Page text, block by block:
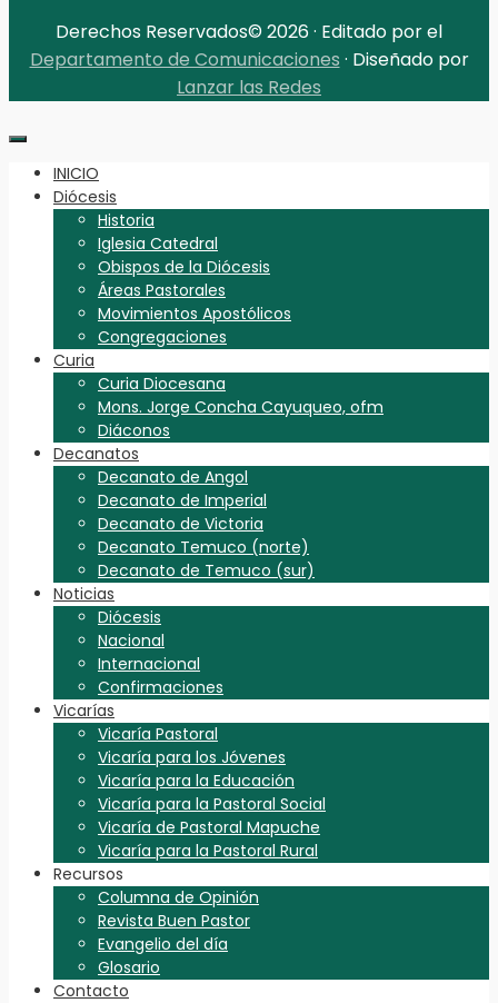
Derechos Reservados© 2026 · Editado por el
Departamento de Comunicaciones · Diseñado por
Lanzar las Redes
INICIO
Diócesis
Historia
Iglesia Catedral
Obispos de la Diócesis
Áreas Pastorales
Movimientos Apostólicos
Congregaciones
Curia
Curia Diocesana
Mons. Jorge Concha Cayuqueo, ofm
Diáconos
Decanatos
Decanato de Angol
Decanato de Imperial
Decanato de Victoria
Decanato Temuco (norte)
Decanato de Temuco (sur)
Noticias
Diócesis
Nacional
Internacional
Confirmaciones
Vicarías
Vicaría Pastoral
Vicaría para los Jóvenes
Vicaría para la Educación
Vicaría para la Pastoral Social
Vicaría de Pastoral Mapuche
Vicaría para la Pastoral Rural
Recursos
Columna de Opinión
Revista Buen Pastor
Evangelio del día
Glosario
Contacto